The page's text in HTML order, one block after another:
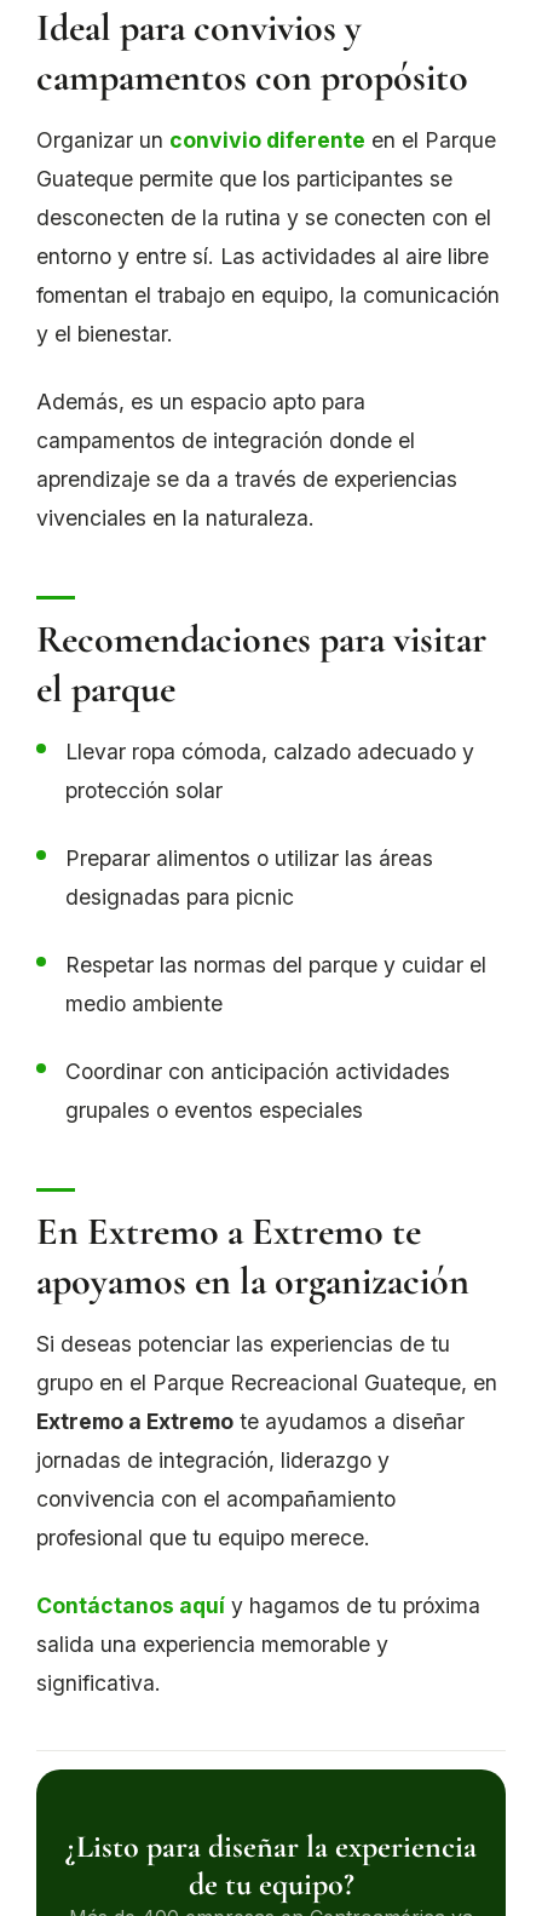
Ideal para convivios y
campamentos con propósito
Organizar un convivio diferente en el Parque
Guateque permite que los participantes se
desconecten de la rutina y se conecten con el
entorno y entre sí. Las actividades al aire libre
fomentan el trabajo en equipo, la comunicación
y el bienestar.
Además, es un espacio apto para
campamentos de integración donde el
aprendizaje se da a través de experiencias
vivenciales en la naturaleza.
Recomendaciones para visitar
el parque
Llevar ropa cómoda, calzado adecuado y
protección solar
Preparar alimentos o utilizar las áreas
designadas para picnic
Respetar las normas del parque y cuidar el
medio ambiente
Coordinar con anticipación actividades
grupales o eventos especiales
En Extremo a Extremo te
apoyamos en la organización
Si deseas potenciar las experiencias de tu
grupo en el Parque Recreacional Guateque, en
Extremo a Extremo te ayudamos a diseñar
jornadas de integración, liderazgo y
convivencia con el acompañamiento
profesional que tu equipo merece.
Contáctanos aquí y hagamos de tu próxima
salida una experiencia memorable y
significativa.
¿Listo para diseñar la experiencia
de tu equipo?